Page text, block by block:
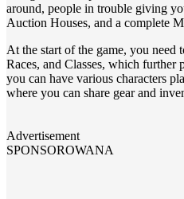
around, people in trouble giving
Auction Houses, and a complete
At the start of the game, you need
Races, and Classes, which further
you can have various characters
where you can share gear and
Advertisement
SPONSOROWANA